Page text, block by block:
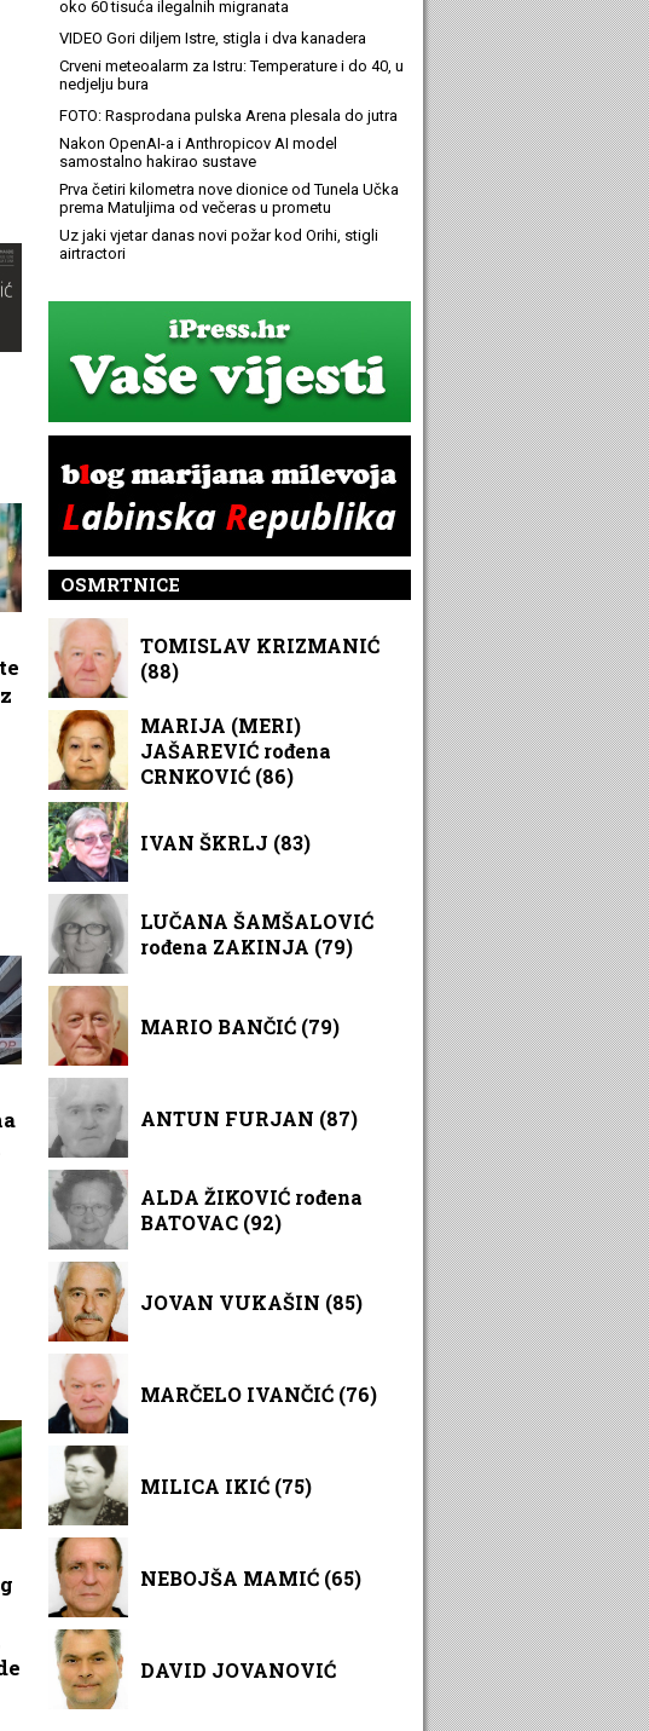
oko 60 tisuća ilegalnih migranata
VIDEO Gori diljem Istre, stigla i dva kanadera
Crveni meteoalarm za Istru: Temperature i do 40, u
nedjelju bura
FOTO: Rasprodana pulska Arena plesala do jutra
Nakon OpenAI-a i Anthropicov AI model
samostalno hakirao sustave
Prva četiri kilometra nove dionice od Tunela Učka
prema Matuljima od večeras u prometu
Uz jaki vjetar danas novi požar kod Orihi, stigli
airtractori
OSMRTNICE
TOMISLAV KRIZMANIĆ
(88)
MARIJA (MERI)
JAŠAREVIĆ rođena
CRNKOVIĆ (86)
IVAN ŠKRLJ (83)
LUČANA ŠAMŠALOVIĆ
rođena ZAKINJA (79)
MARIO BANČIĆ (79)
ANTUN FURJAN (87)
ALDA ŽIKOVIĆ rođena
BATOVAC (92)
JOVAN VUKAŠIN (85)
MARČELO IVANČIĆ (76)
MILICA IKIĆ (75)
NEBOJŠA MAMIĆ (65)
DAVID JOVANOVIĆ